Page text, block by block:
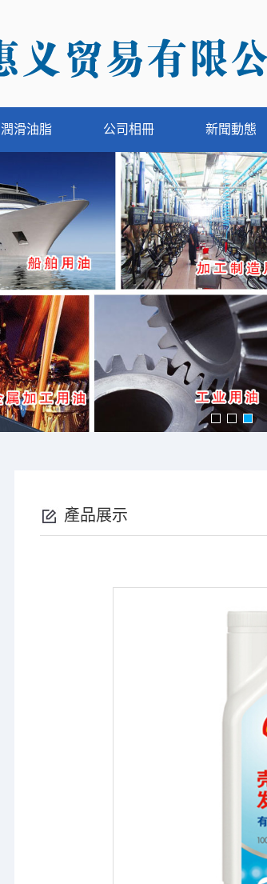
潤滑油脂 公司相冊 新聞動態
產品展示